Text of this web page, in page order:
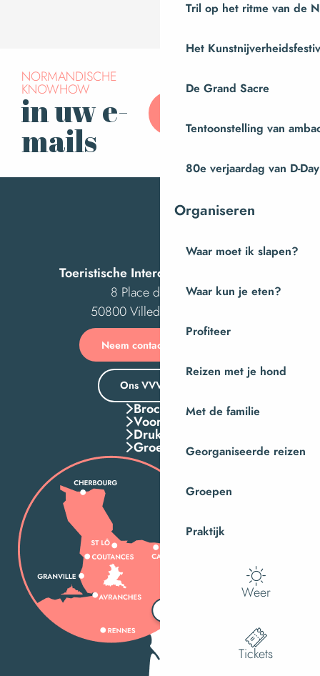
Tril op het ritme van de
Het
De Grand Sacre
Tentoonstelling van
80e verjaardag van D-Day
Organiseren
Waar moet ik slapen?
Waar kun je eten?
Profiteer
Reizen met je hond
Met de familie
Georganiseerde reizen
Groepen
Praktijk
Weer
Tickets
NORMANDISCHE
KNOWHOW
in uw e-
mails
Toeristische Intercom van Villedieu
8 Place des Costils
50800 Villedieu-les-Poêles
Neem contact met ons op
Ons VVV-kantoor
Brochures
Voordelen
Druk Op
Groepen